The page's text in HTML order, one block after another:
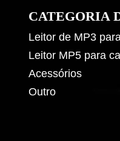
CATEGORIA
Leitor de MP3
Leitor MP5 para
Acessórios
Outro